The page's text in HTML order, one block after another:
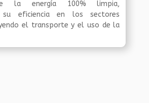
la energía 100% limpia,
su eficiencia en los sectores
el transporte y el uso de la